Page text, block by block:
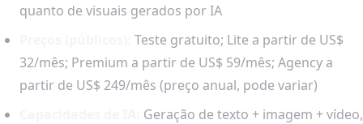
quanto de visuais gerados por IA
Teste gratuito; Lite a partir de US$
32/mês; Premium a partir de US$ 59/mês; Agency a
partir de US$ 249/mês (preço anual, pode variar)
Geração de texto + imagem + vídeo,